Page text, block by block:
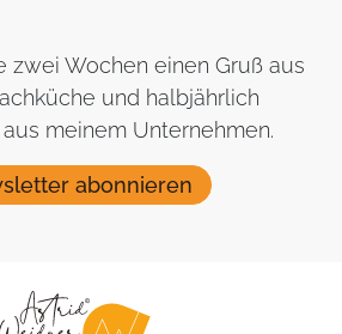
zwei Wochen einen Gruß aus
und halbjährlich
meinem Unternehmen.
abonnieren